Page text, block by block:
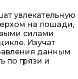
увлекательную
на лошади,
силами
Изучат
данным
по грязи и